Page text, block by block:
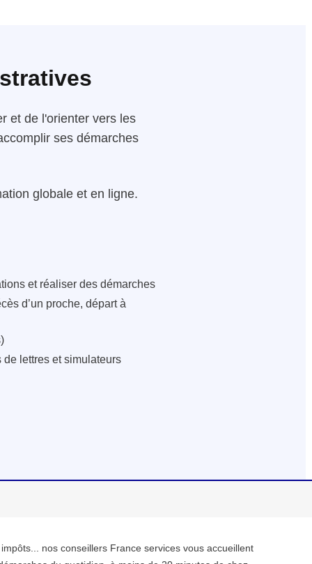
et de l'orienter vers les
ses démarches
globale et en ligne.
et réaliser des démarches
d’un proche, départ à
lettres et simulateurs
nos conseillers France services vous accueillent